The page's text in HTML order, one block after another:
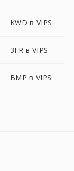
KWD в VIPS
3FR в VIPS
BMP в VIPS